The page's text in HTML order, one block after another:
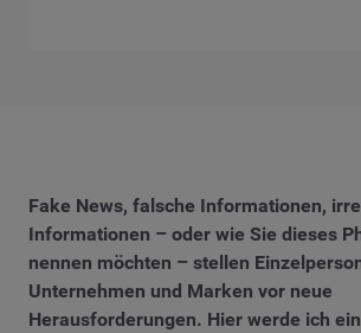
Fake News, falsche Informationen,
Informationen – oder wie Sie dieses
nennen möchten – stellen
Unternehmen und Marken vor neue
Herausforderungen. Hier werde ich